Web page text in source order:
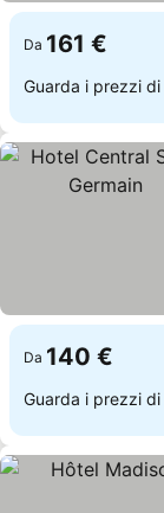
Da 161 €
Guarda i prezzi di
Da 140 €
Guarda i prezzi di